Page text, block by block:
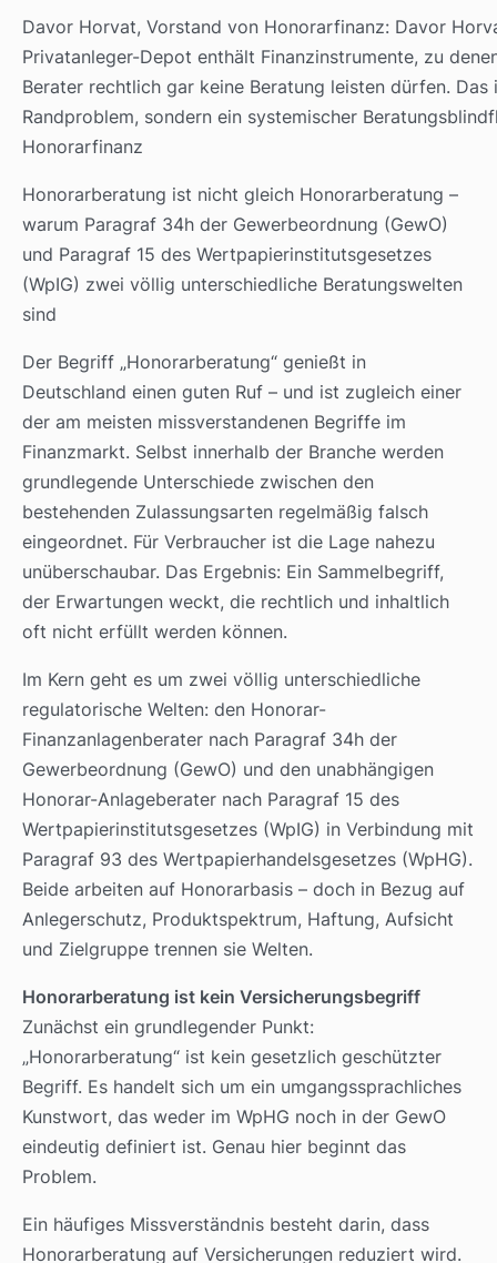
Davor Horvat, Vorstand von Honorarfinanz: Davor
Privatanleger-Depot enthält Finanzinstrumente, zu
Berater rechtlich gar keine Beratung leisten dürfen. Das
Randproblem, sondern ein systemischer
Honorarfinanz
Honorarberatung ist nicht gleich Honorarberatung –
warum Paragraf 34h der Gewerbeordnung (GewO)
und Paragraf 15 des Wertpapierinstitutsgesetzes
(WpIG) zwei völlig unterschiedliche Beratungswelten
sind
Der Begriff „Honorarberatung“ genießt in
Deutschland einen guten Ruf – und ist zugleich einer
der am meisten missverstandenen Begriffe im
Finanzmarkt. Selbst innerhalb der Branche werden
grundlegende Unterschiede zwischen den
bestehenden Zulassungsarten regelmäßig falsch
eingeordnet. Für Verbraucher ist die Lage nahezu
unüberschaubar. Das Ergebnis: Ein Sammelbegriff,
der Erwartungen weckt, die rechtlich und inhaltlich
oft nicht erfüllt werden können.
Im Kern geht es um zwei völlig unterschiedliche
regulatorische Welten: den Honorar-
Finanzanlagenberater nach Paragraf 34h der
Gewerbeordnung (GewO) und den unabhängigen
Honorar-Anlageberater nach Paragraf 15 des
Wertpapierinstitutsgesetzes (WpIG) in Verbindung mit
Paragraf 93 des Wertpapierhandelsgesetzes (WpHG).
Beide arbeiten auf Honorarbasis – doch in Bezug auf
Anlegerschutz, Produktspektrum, Haftung, Aufsicht
und Zielgruppe trennen sie Welten.
Honorarberatung ist kein Versicherungsbegriff
Zunächst ein grundlegender Punkt:
„Honorarberatung“ ist kein gesetzlich geschützter
Begriff. Es handelt sich um ein umgangssprachliches
Kunstwort, das weder im WpHG noch in der GewO
eindeutig definiert ist. Genau hier beginnt das
Problem.
Ein häufiges Missverständnis besteht darin, dass
Honorarberatung auf Versicherungen reduziert wird.